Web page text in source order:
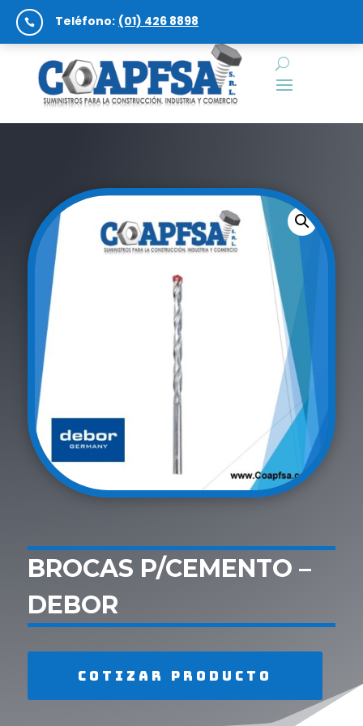
 Teléfono: (01) 426 8898
BROCAS P/CEMENTO –
DEBOR
Cotizar producto